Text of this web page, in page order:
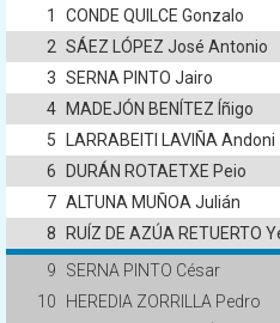
1 CONDE QUILCE Gonzalo
2 SÁEZ LÓPEZ José Antonio
3 SERNA PINTO Jairo
4
MADEJÓN BENÍTEZ Íñigo
5
LARRABEITI LAVIÑA Andoni
6
DURÁN ROTAETXE Peio
7 ALTUNA MUÑOA Julián
8
RUÍZ DE AZÚA RETUERTO
9
SERNA PINTO César
10
HEREDIA ZORRILLA Pedro